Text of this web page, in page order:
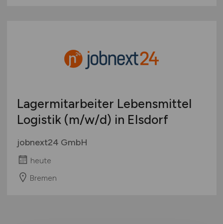
Lagermitarbeiter Lebensmittel
Logistik (m/w/d) in Elsdorf
jobnext24 GmbH
heute
Bremen